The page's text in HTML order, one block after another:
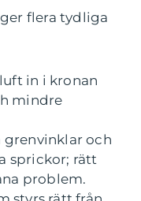
flera tydliga
in i kronan
mindre
grenvinklar och
sprickor; rätt
problem.